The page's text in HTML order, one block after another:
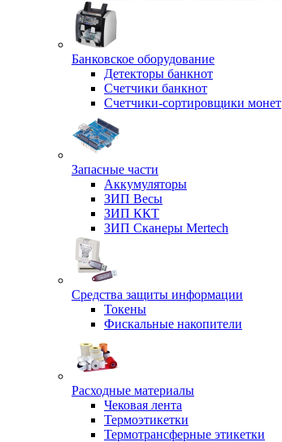
Банковское оборудование
Детекторы банкнот
Счетчики банкнот
Счетчики-сортировщики монет
Запасные части
Аккумуляторы
ЗИП Весы
ЗИП ККТ
ЗИП Сканеры Mertech
Средства защиты информации
Токены
Фискальные накопители
Расходные материалы
Чековая лента
Термоэтикетки
Термотрансферные этикетки